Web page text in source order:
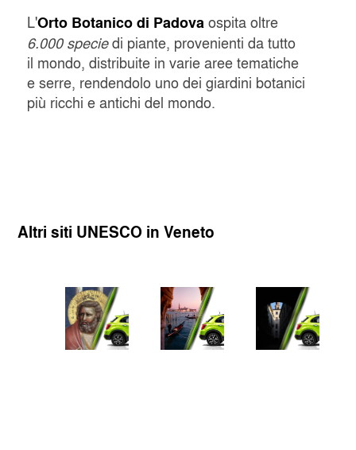
L'Orto Botanico di Padovaospita oltre
6.000 speciedi piante, provenienti da tutto
il mondo, distribuite in varie aree tematiche
e serre, rendendolo uno dei giardini botanici
più ricchi e antichi del mondo.
Altri siti UNESCO in Veneto